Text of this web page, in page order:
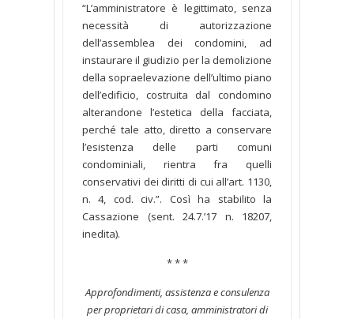
“L’amministratore è legittimato, senza
necessità di autorizzazione
dell’assemblea dei condomini, ad
instaurare il giudizio per la demolizione
della sopraelevazione dell’ultimo piano
dell’edificio, costruita dal condomino
alterandone l’estetica della facciata,
perché tale atto, diretto a conservare
l’esistenza delle parti comuni
condominiali, rientra fra quelli
conservativi dei diritti di cui all’art. 1130,
n. 4, cod. civ.”. Così ha stabilito la
Cassazione (sent. 24.7.’17 n. 18207,
inedita).
* * *
Approfondimenti, assistenza e consulenza
per proprietari di casa, amministratori di